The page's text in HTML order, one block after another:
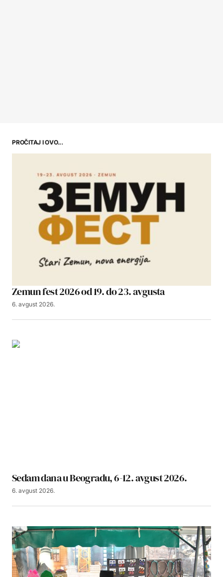
PROČITAJ I OVO...
Zemun fest 2026 od 19. do 23. avgusta
6. avgust 2026.
Sedam dana u Beogradu, 6-12. avgust 2026.
6. avgust 2026.